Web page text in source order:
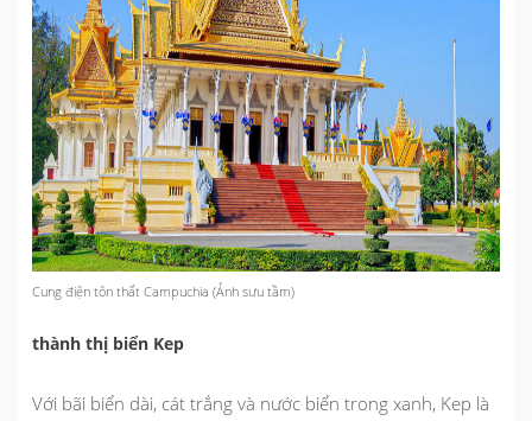
Cung điện tôn thất Campuchia (Ảnh sưu tầm)
thành thị biển Kep
Với bãi biển dài, cát trắng và nước biển trong xanh, Kep là